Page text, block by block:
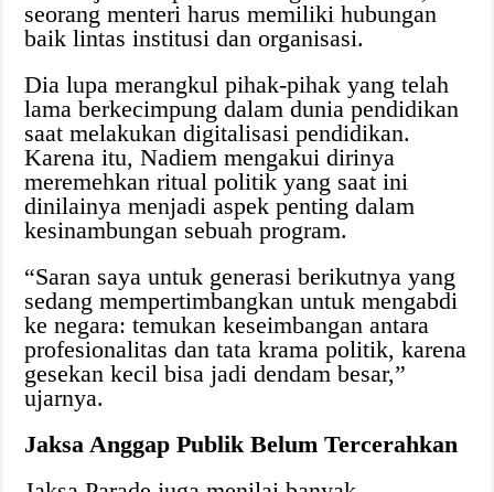
seorang menteri harus memiliki hubungan
baik lintas institusi dan organisasi.
Dia lupa merangkul pihak-pihak yang telah
lama berkecimpung dalam dunia pendidikan
saat melakukan digitalisasi pendidikan.
Karena itu, Nadiem mengakui dirinya
meremehkan ritual politik yang saat ini
dinilainya menjadi aspek penting dalam
kesinambungan sebuah program.
“Saran saya untuk generasi berikutnya yang
sedang mempertimbangkan untuk mengabdi
ke negara: temukan keseimbangan antara
profesionalitas dan tata krama politik, karena
gesekan kecil bisa jadi dendam besar,”
ujarnya.
Jaksa Anggap Publik Belum Tercerahkan